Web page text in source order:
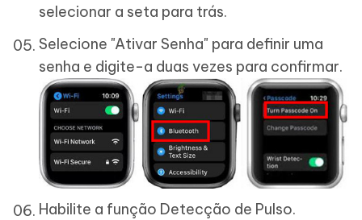
selecionar a seta para trás.
Selecione "Ativar Senha" para definir uma
senha e digite-a duas vezes para confirmar.
Habilite a função Detecção de Pulso.